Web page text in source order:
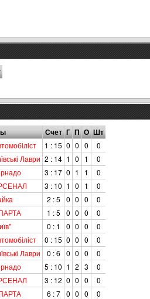
Счет Г П О Шт
1 : 15 0 0 0
0
Лаври 2 : 14 1 0 1
0
3 : 17 0 1 1
0
3 : 10 1 0 1
0
2 : 5 0 0 0
0
1 : 5 0 0 0
0
0 : 1 0 0 0
0
0 : 15 0 0 0
0
Лаври 0 : 6 0 0 0
0
5 : 10 1 2 3
0
3 : 12 0 0 0
0
6 : 7 0 0 0
0